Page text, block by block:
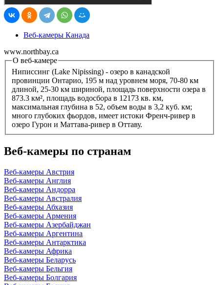
Веб-камеры Канада
www.northbay.ca
О веб-камере
Ниписсинг (Lake Nipissing) - озеро в канадской
провинции Онтарио, 195 м над уровнем моря, 70-80 км
длиной, 25-30 км шириной, площадь поверхности озера в
873.3 км², площадь водосбора в 12173 кв. км,
максимальная глубина в 52, объем воды в 3,2 куб. км;
много глубоких фьордов, имеет истоки Френч-ривер в
озеро Гурон и Маттава-ривер в Оттаву.
Веб-камеры по странам
Веб-камеры Австрия
Веб-камеры Англия
Веб-камеры Андорра
Веб-камеры Австралия
Веб-камеры Абхазия
Веб-камеры Армения
Веб-камеры Азербайджан
Веб-камеры Аргентина
Веб-камеры Антарктика
Веб-камеры Африка
Веб-камеры Беларусь
Веб-камеры Бельгия
Веб-камеры Болгария